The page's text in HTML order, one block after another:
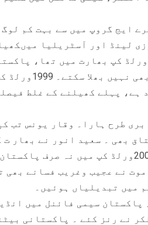
1992کا تھا جو میرے ایج گروپ میں سے بہت
لینڈ اور آسٹریلیا
دیکھنا ایک پرلطف تجربہ تھا۔ 1996ورلڈ کپ بھارت
میں انڈیا سے ہار گیا
ہے، پہلے کھیلنے کے غلط
بہت بری طرح ہارا۔ وقار یونس
بھی ۔ سعید انور نے بھار ت
بنائی مگر پاکستان میچ ہار گیا۔ 2007ورلڈ کپ میں
نے عجیب وغریب فسانے بھی
میں تبدیلیاں ہوئیں۔
پاکستان سیمی فائنل میں
نے رنز کئے ۔ پاکستانی